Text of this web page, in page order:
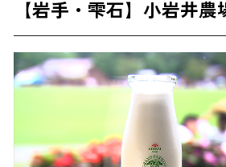
【岩手・雫石】小岩井農